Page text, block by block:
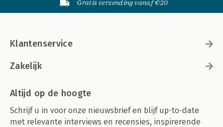
Gratis verzending vanaf €20
Klantenservice
Zakelijk
Altijd op de hoogte
Schrijf u in voor onze nieuwsbrief en blijf up-to-date
met relevante interviews en recensies, inspirerende